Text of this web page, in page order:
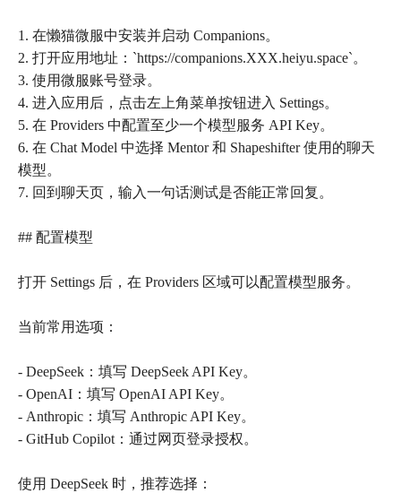
1. 在懒猫微服中安装并启动 Companions。
2. 打开应用地址：`https://companions.XXX.heiyu.space`。
3. 使用微服账号登录。
4. 进入应用后，点击左上角菜单按钮进入 Settings。
5. 在 Providers 中配置至少一个模型服务 API Key。
6. 在 Chat Model 中选择 Mentor 和 Shapeshifter 使用的聊天
模型。
7. 回到聊天页，输入一句话测试是否能正常回复。
## 配置模型
打开 Settings 后，在 Providers 区域可以配置模型服务。
当前常用选项：
- DeepSeek：填写 DeepSeek API Key。
- OpenAI：填写 OpenAI API Key。
- Anthropic：填写 Anthropic API Key。
- GitHub Copilot：通过网页登录授权。
使用 DeepSeek 时，推荐选择：